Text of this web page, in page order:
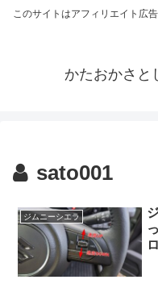
このサイトはアフィリエイト広
かたおかさと
sato001
ジムニーシエラ